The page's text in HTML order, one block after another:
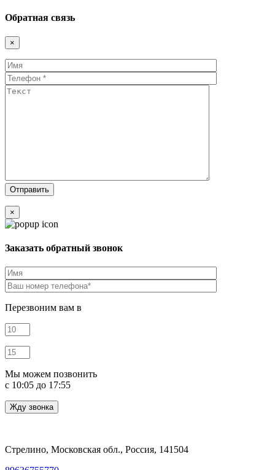
Обратная связь
×
×
Заказать обратный звонок
Перезвоним вам в
Мы можем позвонить
c 10:05 до 17:55
Стрелино, Московская обл., Россия, 141504